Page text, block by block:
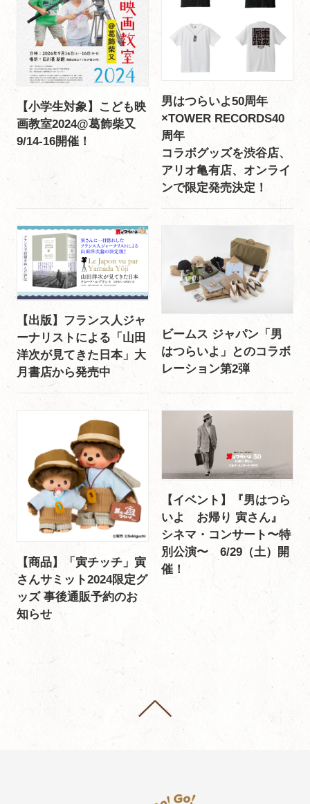
【小学生対象】こども映
画教室2024@葛飾柴又
9/14-16開催！
男はつらいよ50周年
×TOWER RECORDS40
周年
コラボグッズを渋谷店、
アリオ亀有店、オンライ
ンで限定発売決定！
【出版】フランス人ジャ
ーナリストによる「山田
洋次が見てきた日本」大
月書店から発売中
ビームス ジャパン「男
はつらいよ」とのコラボ
レーション第2弾
【商品】「寅チッチ」寅
さんサミット2024限定グ
ッズ 事後通販予約のお
知らせ
【イベント】『男はつら
いよ お帰り 寅さん』
シネマ・コンサート〜特
別公演〜 6/29（土）開
催！